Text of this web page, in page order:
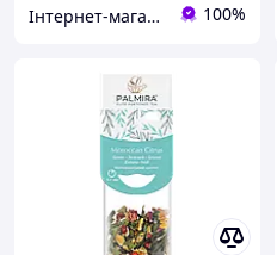
Інтернет-магазин Kava-e 100%